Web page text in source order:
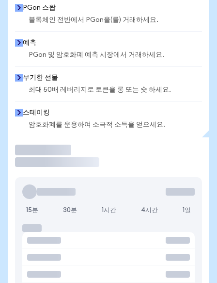
PGon 스왑
블록체인 전반에서 PGon을(를) 거래하세요.
예측
PGon 및 암호화폐 예측 시장에서 거래하세요.
무기한 선물
최대 50배 레버리지로 토큰을 롱 또는 숏 하세요.
스테이킹
암호화폐를 운용하여 소극적 소득을 얻으세요.
15분 30분 1시간 4시간 1일